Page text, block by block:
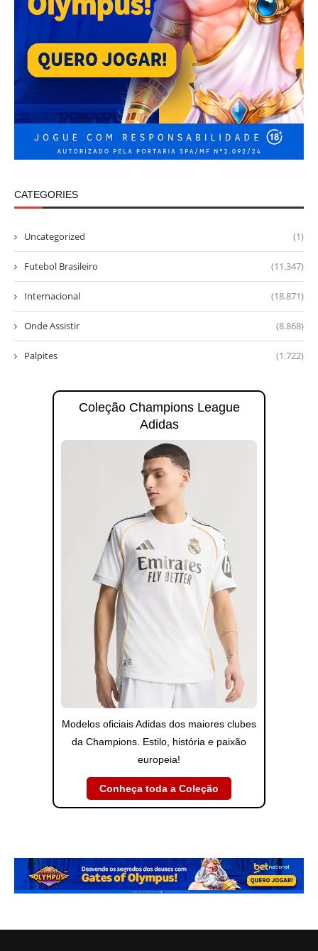
CATEGORIES
Uncategorized (1)
Futebol Brasileiro (11.347)
Internacional (18.871)
Onde Assistir (8.868)
Palpites (1.722)
Coleção Champions League
Adidas
Modelos oficiais Adidas dos maiores clubes
da Champions. Estilo, história e paixão
europeia!
Conheça toda a Coleção